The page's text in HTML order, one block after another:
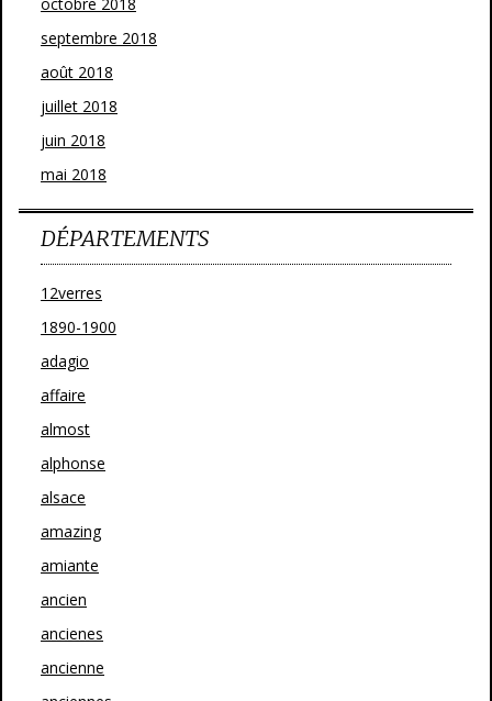
septembre 2018
août 2018
juillet 2018
juin 2018
mai 2018
DÉPARTEMENTS
12verres
1890-1900
adagio
affaire
almost
alphonse
alsace
amazing
amiante
ancien
ancienes
ancienne